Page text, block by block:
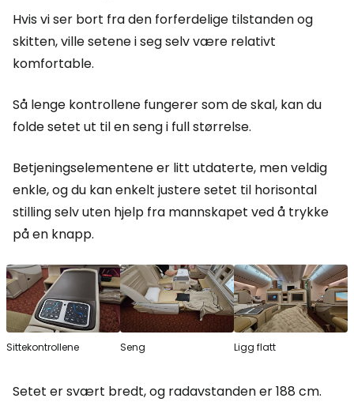
Hvis vi ser bort fra den forferdelige tilstanden og
skitten, ville setene i seg selv være relativt
komfortable.
Så lenge kontrollene fungerer som de skal, kan du
folde setet ut til en seng i full størrelse.
Betjeningselementene er litt utdaterte, men veldig
enkle, og du kan enkelt justere setet til horisontal
stilling selv uten hjelp fra mannskapet ved å trykke
på en knapp.
Sittekontrollene Seng Ligg flatt
Setet er svært bredt, og radavstanden er 188 cm.